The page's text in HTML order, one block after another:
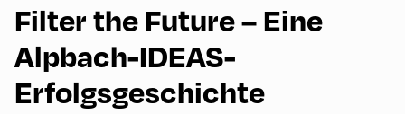
Filter the Future – Eine
Alpbach-IDEAS-
Erfolgsgeschichte